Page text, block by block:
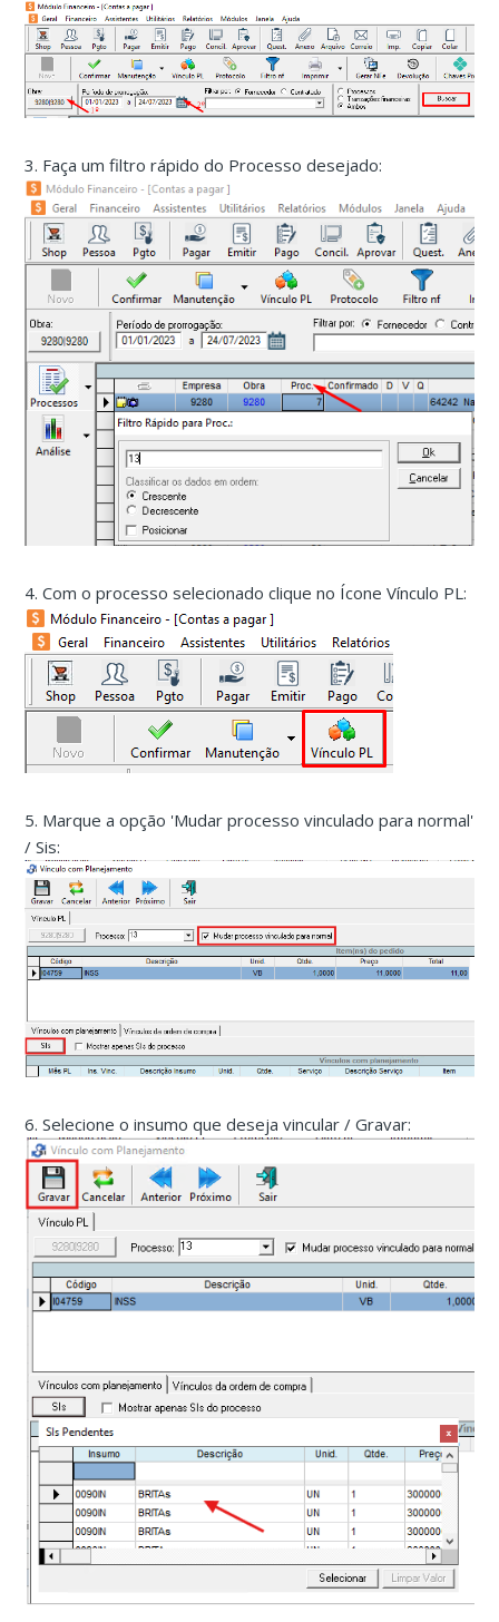
3. Faça um filtro rápido do Processo desejado:
4. Com o processo selecionado clique no Ícone Vínculo PL:
5. Marque a opção 'Mudar processo vinculado para normal'
/ Sis:
6. Selecione o insumo que deseja vincular / Gravar: